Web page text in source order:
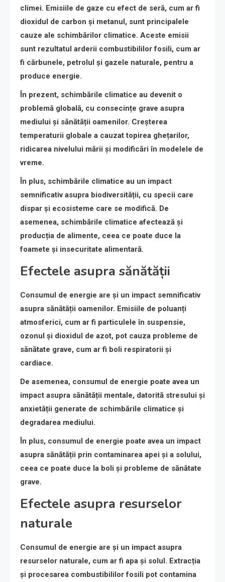
climei. Emisiile de gaze cu efect de seră, cum ar fi
dioxidul de carbon și metanul, sunt principalele
cauze ale schimbărilor climatice. Aceste emisii
sunt rezultatul arderii combustibililor fosili, cum ar
fi cărbunele, petrolul și gazele naturale, pentru a
produce energie.
În prezent, schimbările climatice au devenit o
problemă globală, cu consecințe grave asupra
mediului și sănătății oamenilor. Creșterea
temperaturii globale a cauzat topirea ghețarilor,
ridicarea nivelului mării și modificări în modelele de
vreme.
În plus, schimbările climatice au un impact
semnificativ asupra biodiversității, cu specii care
dispar și ecosisteme care se modifică. De
asemenea, schimbările climatice afectează și
producția de alimente, ceea ce poate duce la
foamete și insecuritate alimentară.
Efectele asupra sănătății
Consumul de energie are și un impact semnificativ
asupra sănătății oamenilor. Emisiile de poluanți
atmosferici, cum ar fi particulele în suspensie,
ozonul și dioxidul de azot, pot cauza probleme de
sănătate grave, cum ar fi boli respiratorii și
cardiace.
De asemenea, consumul de energie poate avea un
impact asupra sănătății mentale, datorită stresului și
anxietății generate de schimbările climatice și
degradarea mediului.
În plus, consumul de energie poate avea un impact
asupra sănătății prin contaminarea apei și a solului,
ceea ce poate duce la boli și probleme de sănătate
grave.
Efectele asupra resurselor
naturale
Consumul de energie are și un impact asupra
resurselor naturale, cum ar fi apa și solul. Extracția
și procesarea combustibililor fosili pot contamina